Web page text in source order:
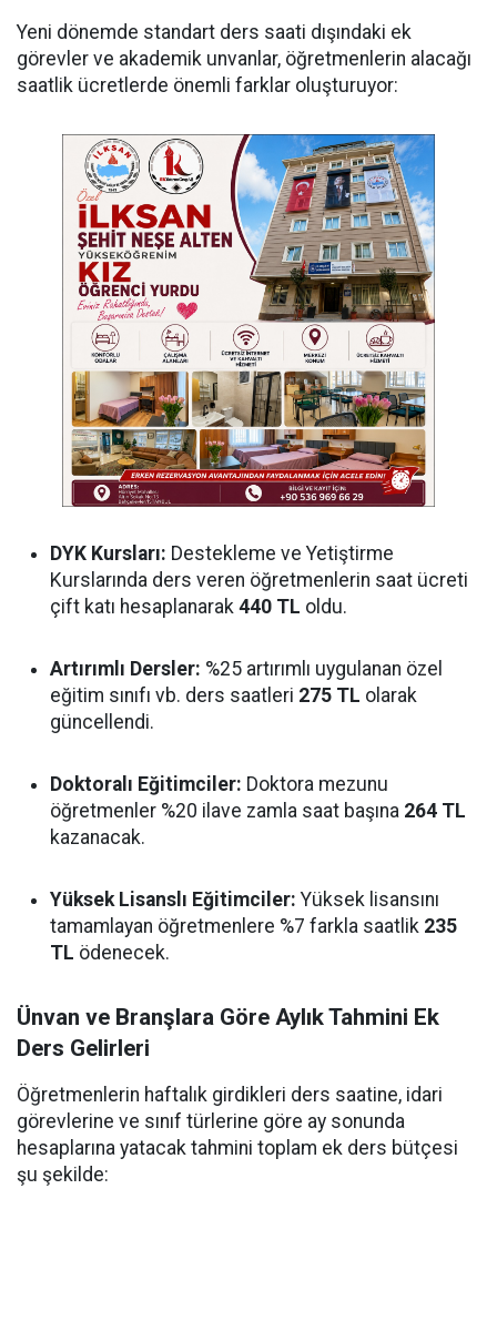
Yeni dönemde standart ders saati dışındaki ek
görevler ve akademik unvanlar, öğretmenlerin alacağı
saatlik ücretlerde önemli farklar oluşturuyor:
DYK Kursları: Destekleme ve Yetiştirme
Kurslarında ders veren öğretmenlerin saat ücreti
çift katı hesaplanarak 440 TL oldu.
Artırımlı Dersler: %25 artırımlı uygulanan özel
eğitim sınıfı vb. ders saatleri 275 TL olarak
güncellendi.
Doktoralı Eğitimciler: Doktora mezunu
öğretmenler %20 ilave zamla saat başına 264 TL
kazanacak.
Yüksek Lisanslı Eğitimciler: Yüksek lisansını
tamamlayan öğretmenlere %7 farkla saatlik 235
TL ödenecek.
Ünvan ve Branşlara Göre Aylık Tahmini Ek
Ders Gelirleri
Öğretmenlerin haftalık girdikleri ders saatine, idari
görevlerine ve sınıf türlerine göre ay sonunda
hesaplarına yatacak tahmini toplam ek ders bütçesi
şu şekilde: